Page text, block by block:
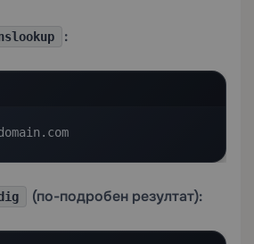
:
(по-подробен резултат):